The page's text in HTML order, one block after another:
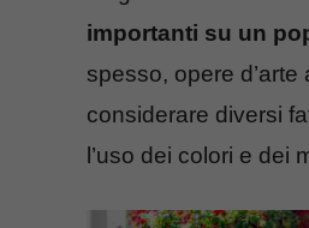
importanti su un
spesso, opere
considerare diversi
l’uso dei colori e dei